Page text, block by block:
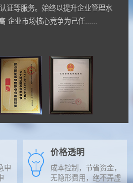
证等服务。始终以提升企业管理水
企业市场核心竞争为己任......
申
价格透明
成本控制，节省资金，
无隐形费用，绝不弄虚